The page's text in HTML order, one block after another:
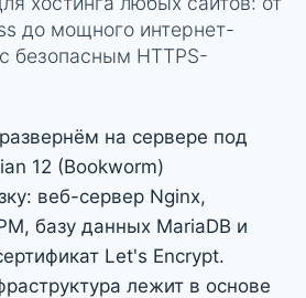
до мощного интернет-
безопасным HTTPS-
на сервере под
12 (Bookworm)
веб-сервер Nginx,
базу данных MariaDB и
Let's Encrypt.
лежит в основе